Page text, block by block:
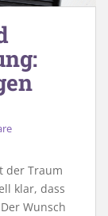
der Traum
klar, dass
Wunsch